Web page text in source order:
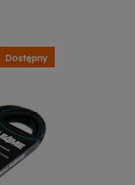
Dostępny